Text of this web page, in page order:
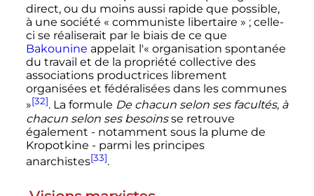
direct, ou du moins aussi rapide que possible,
à une société « communiste libertaire » ; celle-
ci se réaliserait par le biais de ce que
Bakounine appelait l'« organisation spontanée
du travail et de la propriété collective des
associations productrices librement
organisées et fédéralisées dans les communes
»[32]. La formule De chacun selon ses facultés, à
chacun selon ses besoinsse retrouve
également - notamment sous la plume de
Kropotkine - parmi les principes
anarchistes[33].